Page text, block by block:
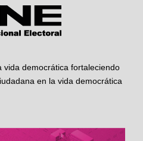
vida democrática fortaleciendo
en la vida democrática